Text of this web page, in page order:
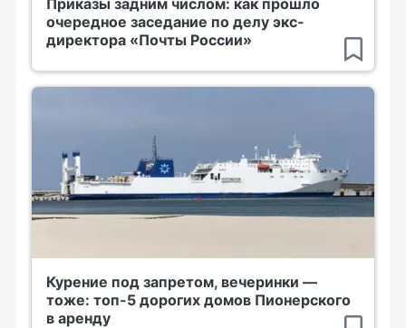
очередное заседание по делу экс-
директора «Почты России»
Курение под запретом, вечеринки —
тоже: топ-5 дорогих домов Пионерского
в аренду